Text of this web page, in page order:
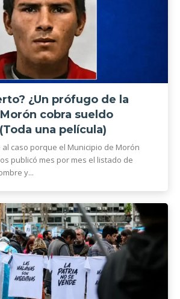
¿Un prófugo de la
cobra sueldo
una película)
caso porque el Municipio de Morón
publicó mes por mes el listado de
y...